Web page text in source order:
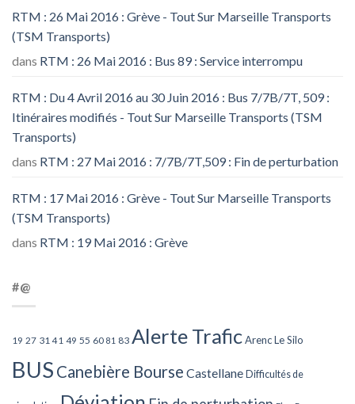
RTM : 26 Mai 2016 : Grève - Tout Sur Marseille Transports
(TSM Transports)
dans RTM : 26 Mai 2016 : Bus 89 : Service interrompu
RTM : Du 4 Avril 2016 au 30 Juin 2016 : Bus 7/7B/7T, 509 :
Itinéraires modifiés - Tout Sur Marseille Transports (TSM
Transports)
dans RTM : 27 Mai 2016 : 7/7B/7T,509 : Fin de perturbation
RTM : 17 Mai 2016 : Grève - Tout Sur Marseille Transports
(TSM Transports)
dans RTM : 19 Mai 2016 : Grève
#@
19 27 31 41 49 55 60 81 83 Alerte TraficArenc Le Silo
BUS Canebière Bourse Castellane Difficultés de